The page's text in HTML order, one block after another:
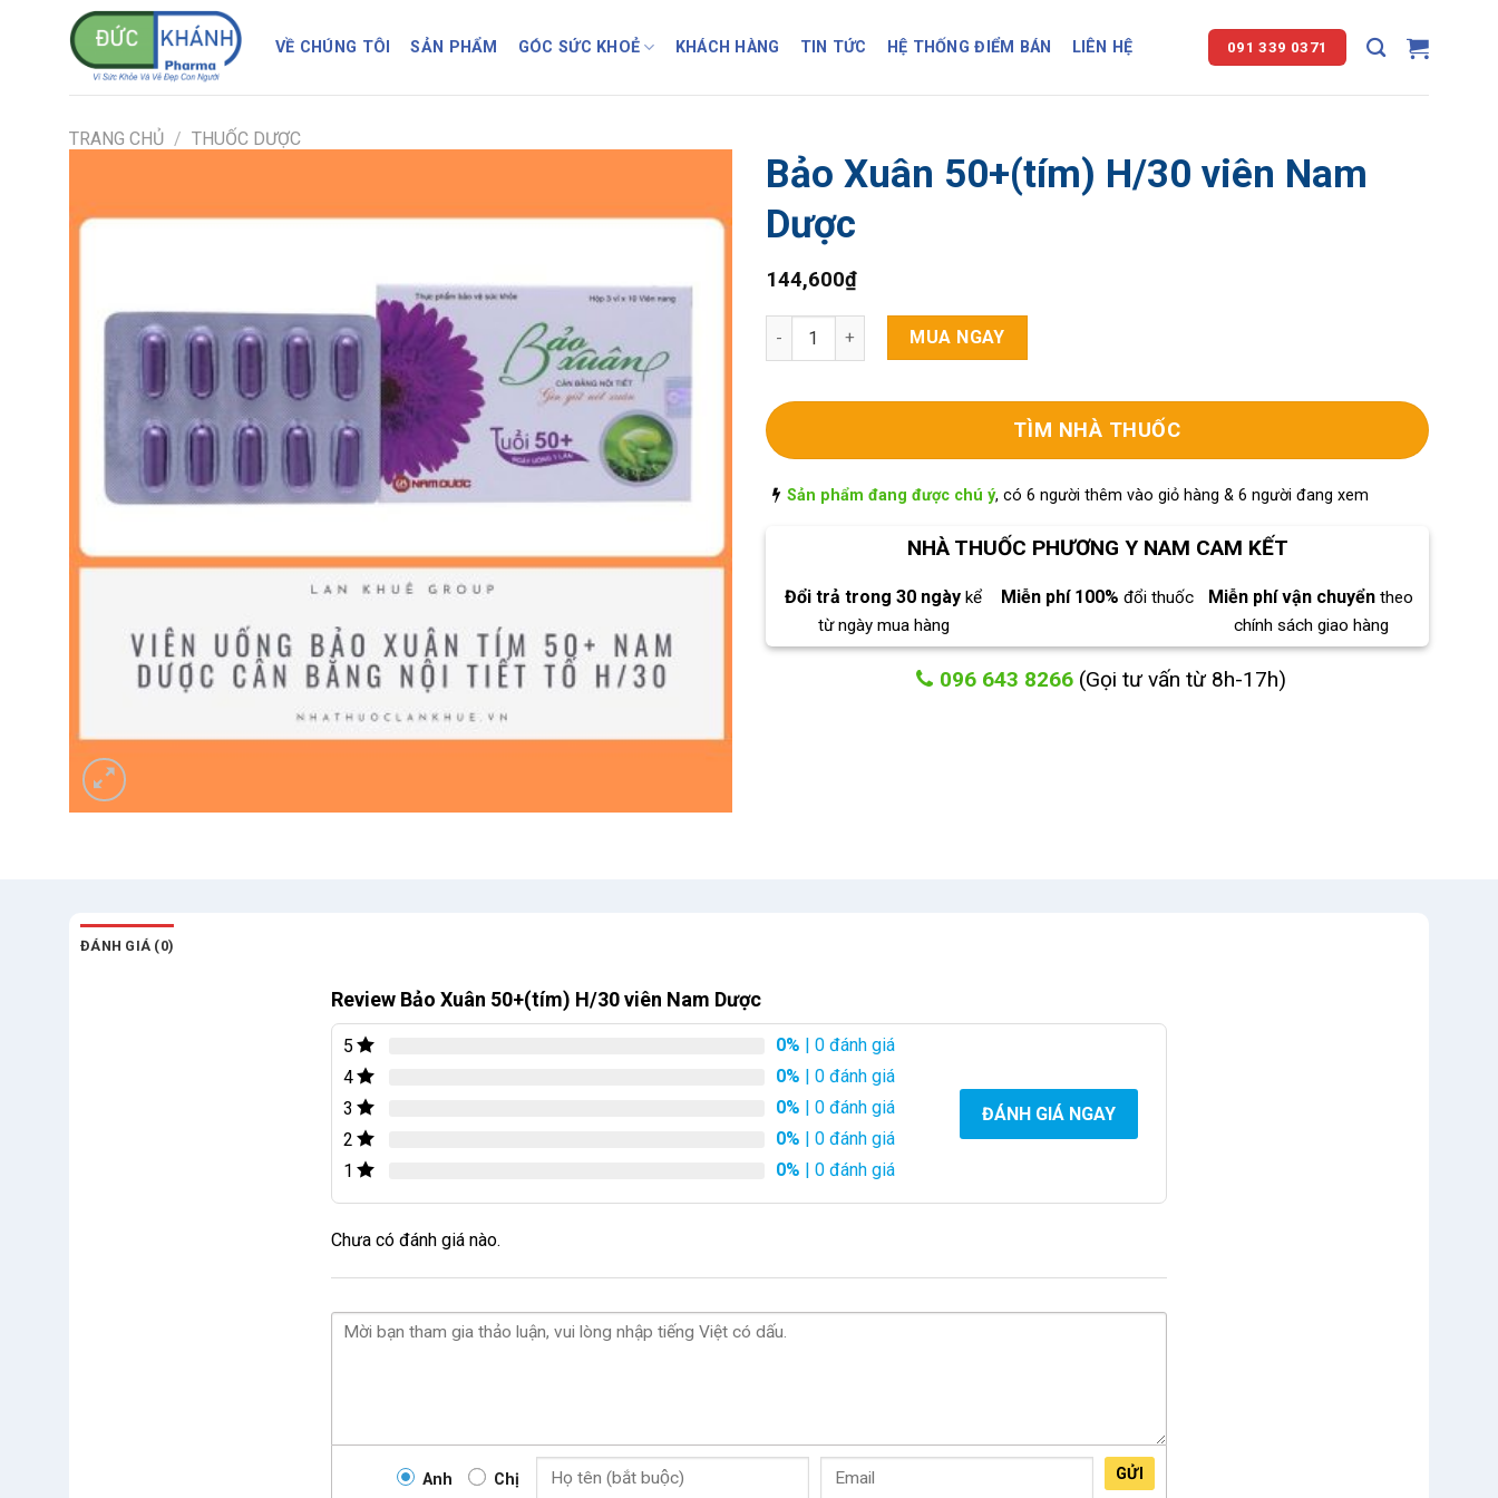
VỀ CHÚNG TÔI SẢN PHẨM GÓC SỨC KHOẺ KHÁCH HÀNG TIN TỨC HỆ THỐNG ĐIỂM BÁN LIÊN HỆ 091 339 0371
TRANG CHỦ / THUỐC DƯỢC
Bảo Xuân 50+(tím) H/30 viên Nam
Dược
144,600₫
Bảo Xuân 50+(tím) H/30 viên Nam Dược số lượng
MUA NGAY
TÌM NHÀ THUỐC
Sản phẩm đang được chú ý, có 6 người thêm vào giỏ hàng & 6 người đang xem
NHÀ THUỐC PHƯƠNG Y NAM CAM KẾT
Đổi trả trong 30 ngày kể
từ ngày mua hàng
Miễn phí 100% đổi thuốc Miễn phí vận chuyển theo
chính sách giao hàng
096 643 8266 (Gọi tư vấn từ 8h-17h)
ĐÁNH GIÁ (0)
Review Bảo Xuân 50+(tím) H/30 viên Nam Dược
5 0% | 0 đánh giá
4
0% | 0 đánh giá
3
0% | 0 đánh giá
2
0% | 0 đánh giá
1
0% | 0 đánh giá
ĐÁNH GIÁ NGAY
Chưa có đánh giá nào.
Anh Chị GỬI